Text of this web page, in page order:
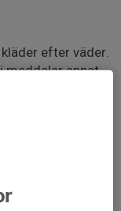
efter väder.
meddelar annat.